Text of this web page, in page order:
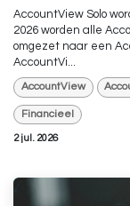
AccountView Solo
2026 worden alle
omgezet naar een
AccountVi...
AccountView
Financieel
2 jul. 2026